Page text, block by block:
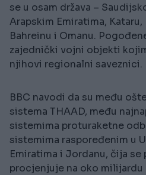
se u osam država –
Arapskim Emiratima,
Bahreinu i Omanu.
zajednički vojni objekti
njihovi regionalni saveznici.
BBC navodi da su među
sistema THAAD, među
sistemima proturaketne
sistemima raspoređenim u
Emiratima i Jordanu, čija
procjenjuje na oko milijardu